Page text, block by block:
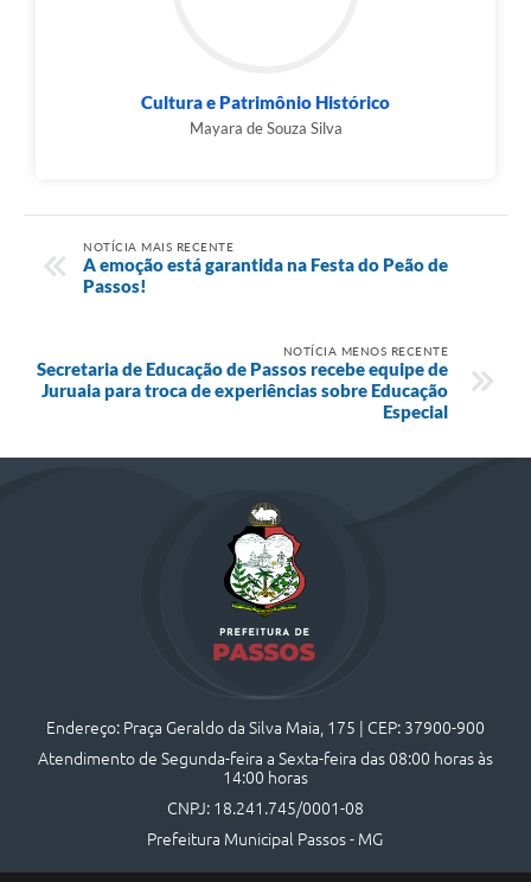
Cultura e Patrimônio Histórico
Mayara de Souza Silva
NOTÍCIA MAIS RECENTE
A emoção está garantida na Festa do Peão de
Passos!
NOTÍCIA MENOS RECENTE
Secretaria de Educação de Passos recebe equipe de
Juruaia para troca de experiências sobre Educação
Especial
Endereço: Praça Geraldo da Silva Maia, 175 | CEP: 37900-900
Atendimento de Segunda-feira a Sexta-feira das 08:00 horas às
14:00 horas
CNPJ: 18.241.745/0001-08
Prefeitura Municipal Passos - MG